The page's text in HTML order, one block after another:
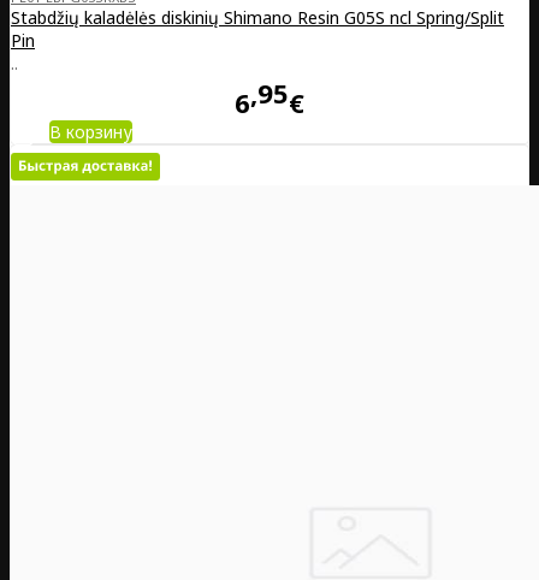
Stabdžių kaladėlės diskinių Shimano Resin G05S ncl Spring/Split
Pin
..
6 95€
В корзину